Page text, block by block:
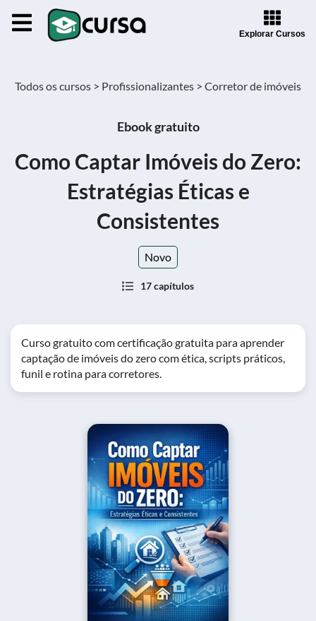
Explorar Cursos
Todos os cursos > Profissionalizantes > Corretor de imóveis
Ebook gratuito
Como Captar Imóveis do Zero:
Estratégias Éticas e
Consistentes
Novo
17 capítulos
Curso gratuito com certificação gratuita para aprender
captação de imóveis do zero com ética, scripts práticos,
funil e rotina para corretores.